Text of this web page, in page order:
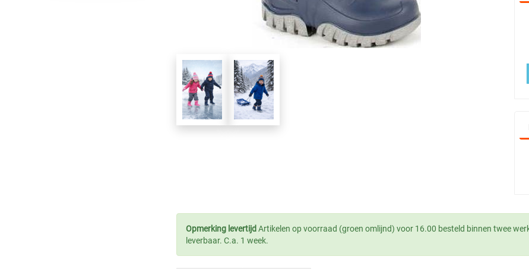
Opmerking levertijd Artikelen op voorraad (groen omlijnd) voor 16.00 besteld binnen twee
leverbaar. C.a. 1 week.